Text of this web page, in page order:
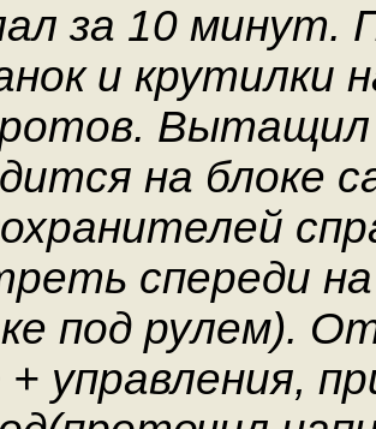
за 10 минут.
и крутилки
Вытащил
на блоке
спереди
под рулем).
+ управления,